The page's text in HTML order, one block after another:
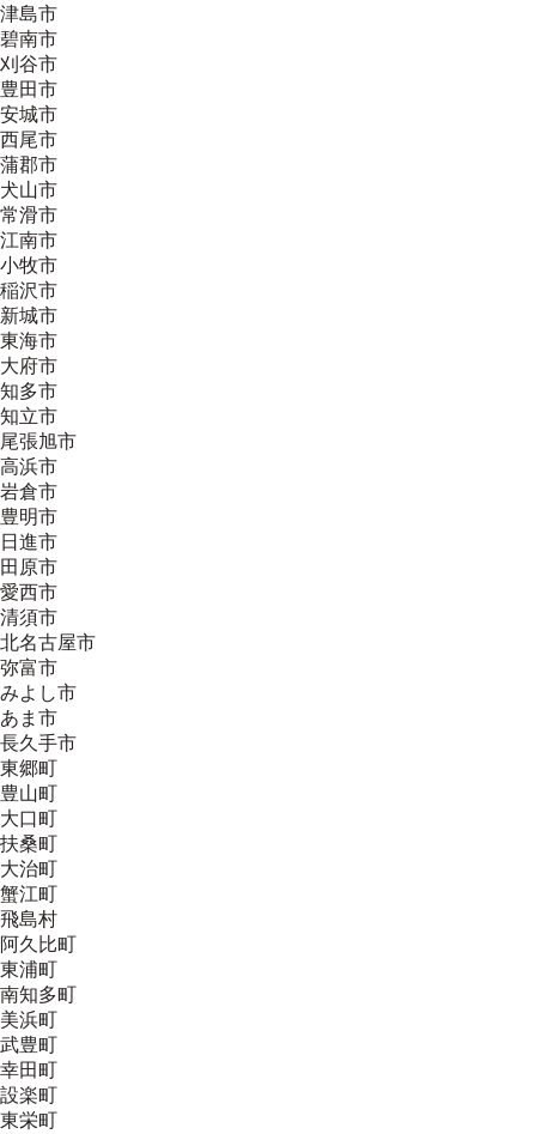
津島市
碧南市
刈谷市
豊田市
安城市
西尾市
蒲郡市
犬山市
常滑市
江南市
小牧市
稲沢市
新城市
東海市
大府市
知多市
知立市
尾張旭市
高浜市
岩倉市
豊明市
日進市
田原市
愛西市
清須市
北名古屋市
弥富市
みよし市
あま市
長久手市
東郷町
豊山町
大口町
扶桑町
大治町
蟹江町
飛島村
阿久比町
東浦町
南知多町
美浜町
武豊町
幸田町
設楽町
東栄町